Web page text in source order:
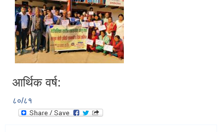
आर्थिक वर्ष:
८०/८१